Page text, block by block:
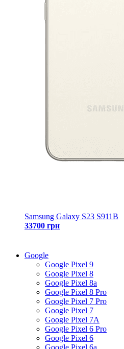
Samsung Galaxy S23 S911B
33700 грн
Google
Google Pixel 9
Google Pixel 8
Google Pixel 8a
Google Pixel 8 Pro
Google Pixel 7 Pro
Google Pixel 7
Google Pixel 7A
Google Pixel 6 Pro
Google Pixel 6
Google Pixel 6a